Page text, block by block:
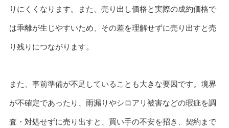
りにくくなります。また、売り出し価格と実際の成約価格で
は乖離が生じやすいため、その差を理解せずに売り出すと売
り残りにつながります。
また、事前準備が不足していることも大きな要因です。境界
が不確定であったり、雨漏りやシロアリ被害などの瑕疵を調
査・対処せずに売り出すと、買い手の不安を招き、契約まで